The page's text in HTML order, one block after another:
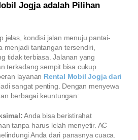
Jogja adalah Pilihan
jelas, kondisi jalan menuju pantai-
menjadi tantangan tersendiri,
tidak terbiasa. Jalanan yang
terkadang sempit bisa cukup
layanan Rental Mobil Jogja dari
sangat penting. Dengan menyewa
berbagai keuntungan:
Anda bisa beristirahat
tanpa harus lelah menyetir. AC
Anda dari panasnya cuaca.